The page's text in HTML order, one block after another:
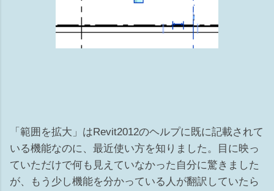
「範囲を拡大」はRevit2012のヘルプに既に記載されて
いる機能なのに、最近使い方を知りました。目に映っ
ていただけで何も見えていなかった自分に驚きました
が、もう少し機能を分かっている人が翻訳していたら